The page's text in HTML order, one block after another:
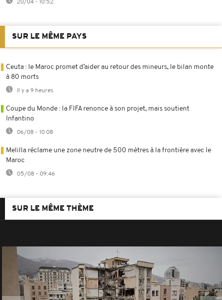
20/04 - 10:52
SUR LE MÊME PAYS
Ceuta : le Maroc promet d’aider au retour des mineurs, le bilan monte
à 80 morts
Il y a 9 heures
Coupe du Monde : la FIFA renonce à son projet, mais soutient
Infantino
06/08 - 10:08
Melilla réclame une zone neutre de 500 mètres à la frontière avec le
Maroc
05/08 - 09:46
SUR LE MÊME THÈME